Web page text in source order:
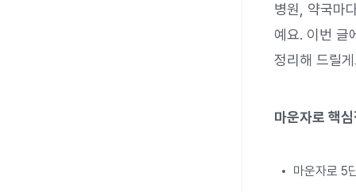
병원, 약국마
예요. 이번 글
정리해 드릴
마운자로 핵
마운자로 5